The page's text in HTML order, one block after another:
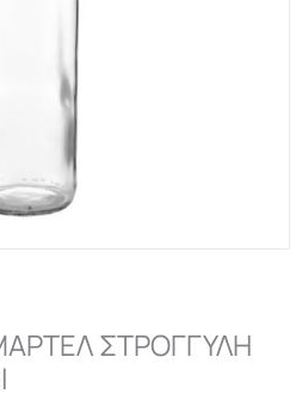
ΣΤΡΟΓΓΥΛΗ